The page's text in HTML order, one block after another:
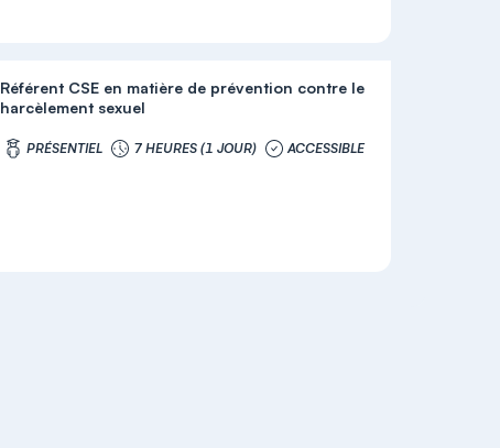
Référent CSE en matière de prévention contre le
harcèlement sexuel
PRÉSENTIEL 7 HEURES (1 JOUR) ACCESSIBLE